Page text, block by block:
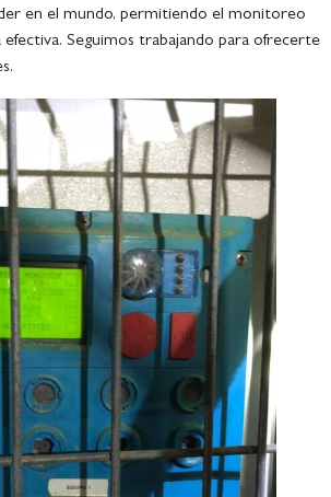
en el mundo, permitiendo el monitoreo
Seguimos trabajando para ofrecerte